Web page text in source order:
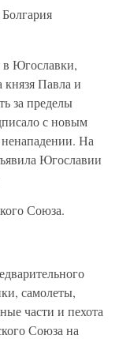
в Югославки,
князя Павла и
за пределы
с новым
На
Югославии
Союза.
самолеты,
части и пехота
Союза на